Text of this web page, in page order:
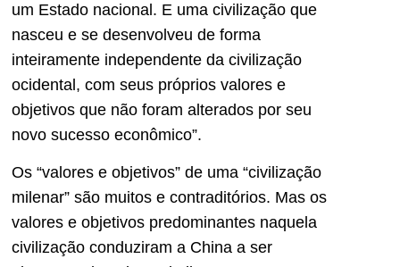
um Estado nacional. E uma civilização que
nasceu e se desenvolveu de forma
inteiramente independente da civilização
ocidental, com seus próprios valores e
objetivos que não foram alterados por seu
novo sucesso econômico”.
Os “valores e objetivos” de uma “civilização
milenar” são muitos e contraditórios. Mas os
valores e objetivos predominantes naquela
civilização conduziram a China a ser